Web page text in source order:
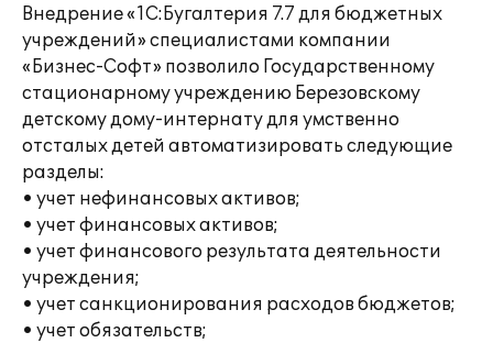
Внедрение «1С:Бугалтерия 7.7 для бюджетных
учреждений» специалистами компании
«Бизнес-Софт» позволило Государственному
стационарному учреждению Березовскому
детскому дому-интернату для умственно
отсталых детей автоматизировать следующие
разделы:
• учет нефинансовых активов;
• учет финансовых активов;
• учет финансового результата деятельности
учреждения;
• учет санкционирования расходов бюджетов;
• учет обязательств;